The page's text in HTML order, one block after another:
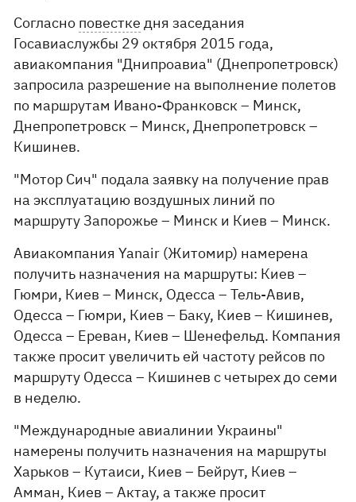
Согласно повестке дня заседания
Госавиаслужбы 29 октября 2015 года,
авиакомпания "Днипроавиа" (Днепропетровск)
запросила разрешение на выполнение полетов
по маршрутам Ивано-Франковск – Минск,
Днепропетровск – Минск, Днепропетровск –
Кишинев.
"Мотор Сич" подала заявку на получение прав
на эксплуатацию воздушных линий по
маршруту Запорожье – Минск и Киев – Минск.
Авиакомпания Yanair (Житомир) намерена
получить назначения на маршруты: Киев –
Гюмри, Киев – Минск, Одесса – Тель-Авив,
Одесса – Гюмри, Киев – Баку, Киев – Кишинев,
Одесса – Ереван, Киев – Шенефельд. Компания
также просит увеличить ей частоту рейсов по
маршруту Одесса – Кишинев с четырех до семи
в неделю.
"Международные авиалинии Украины"
намерены получить назначения на маршруты
Харьков – Кутаиси, Киев – Бейрут, Киев –
Амман, Киев – Актау, а также просит